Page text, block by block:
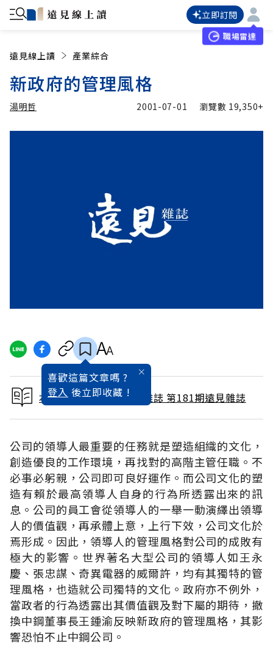
立即訂閱
職場雷達
遠見線上讀 產業綜合
新政府的管理風格
湯明哲 2001-07-01 瀏覽數 19,350+
喜歡這篇文章嗎 ?
登入 後立即收藏 !
本文出自 2001 / 7月號雜誌 第181期遠見雜誌
公司的領導人最重要的任務就是塑造組織的文化，
創造優良的工作環境，再找對的高階主管任職。不
必事必躬親，公司即可良好運作。而公司文化的塑
造有賴於最高領導人自身的行為所透露出來的訊
息。公司的員工會從領導人的一舉一動演繹出領導
人的價值觀，再承體上意，上行下效，公司文化於
焉形成。因此，領導人的管理風格對公司的成敗有
極大的影響。世界著名大型公司的領導人如王永
慶、張忠謀、奇異電器的威爾許，均有其獨特的管
理風格，也造就公司獨特的文化。政府亦不例外，
當政者的行為透露出其價值觀及對下屬的期待，撤
換中鋼董事長王鍾渝反映新政府的管理風格，其影
響恐怕不止中鋼公司。